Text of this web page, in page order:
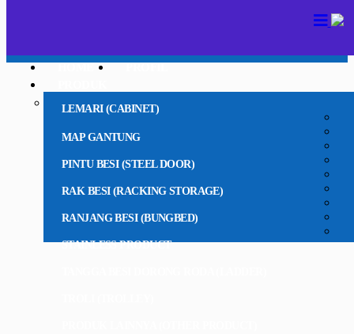
LEMARI (CABINET)
MAP GANTUNG
PINTU BESI (STEEL DOOR)
RAK BESI (RACKING STORAGE)
RANJANG BESI (BUNGBED)
STAINLESS PRODUCT